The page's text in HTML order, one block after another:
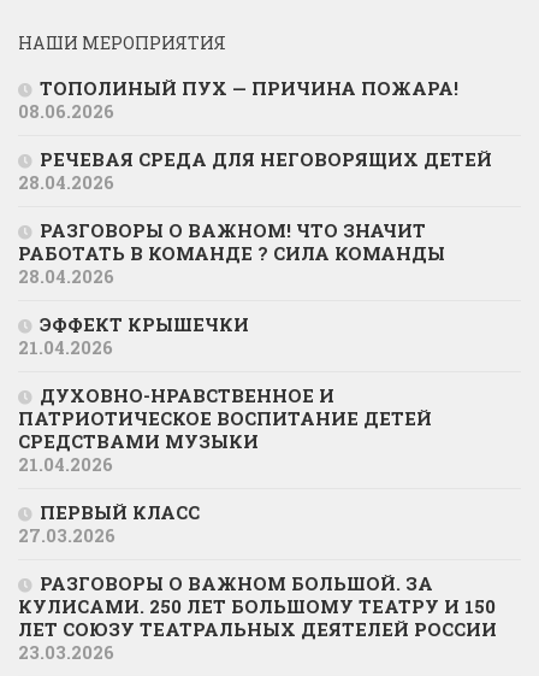
НАШИ МЕРОПРИЯТИЯ
ТОПОЛИНЫЙ ПУХ — ПРИЧИНА ПОЖАРА!
08.06.2026
РЕЧЕВАЯ СРЕДА ДЛЯ НЕГОВОРЯЩИХ ДЕТЕЙ
28.04.2026
РАЗГОВОРЫ О ВАЖНОМ! ЧТО ЗНАЧИТ
РАБОТАТЬ В КОМАНДЕ ? СИЛА КОМАНДЫ
28.04.2026
ЭФФЕКТ КРЫШЕЧКИ
21.04.2026
ДУХОВНО-НРАВСТВЕННОЕ И
ПАТРИОТИЧЕСКОЕ ВОСПИТАНИЕ ДЕТЕЙ
СРЕДСТВАМИ МУЗЫКИ
21.04.2026
ПЕРВЫЙ КЛАСС
27.03.2026
РАЗГОВОРЫ О ВАЖНОМ БОЛЬШОЙ. ЗА
КУЛИСАМИ. 250 ЛЕТ БОЛЬШОМУ ТЕАТРУ И 150
ЛЕТ СОЮЗУ ТЕАТРАЛЬНЫХ ДЕЯТЕЛЕЙ РОССИИ
23.03.2026